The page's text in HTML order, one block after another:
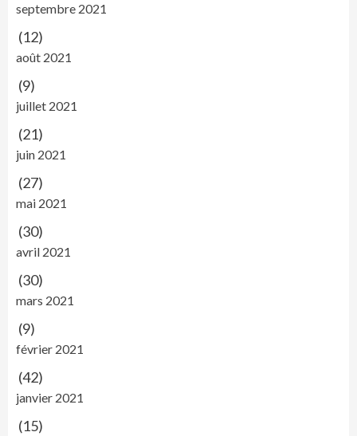
septembre 2021
(12)
août 2021
(9)
juillet 2021
(21)
juin 2021
(27)
mai 2021
(30)
avril 2021
(30)
mars 2021
(9)
février 2021
(42)
janvier 2021
(15)